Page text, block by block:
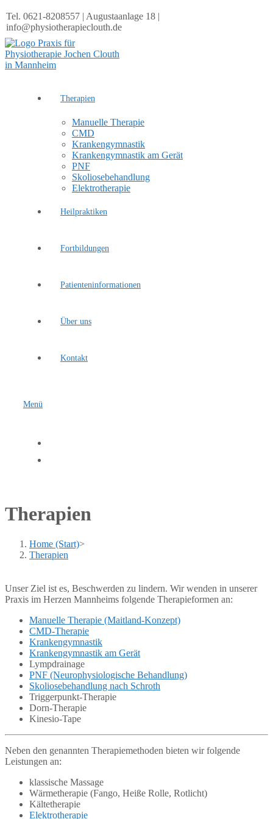
Tel. 0621-8208557 | Augustaanlage 18 |
info@physiotherapieclouth.de
Therapien
Manuelle Therapie
CMD
Krankengymnastik
Krankengymnastik am Gerät
PNF
Skoliosebehandlung
Elektrotherapie
Heilpraktiken
Fortbildungen
Patienteninformationen
Über uns
Kontakt
Menü
Therapien
Home (Start)>
Therapien
Unser Ziel ist es, Beschwerden zu lindern. Wir wenden in unserer
Praxis im Herzen Mannheims folgende Therapieformen an:
Manuelle Therapie (Maitland-Konzept)
CMD-Therapie
Krankengymnastik
Krankengymnastik am Gerät
Lympdrainage
PNF (Neurophysiologische Behandlung)
Skoliosebehandlung nach Schroth
Triggerpunkt-Therapie
Dorn-Therapie
Kinesio-Tape
Neben den genannten Therapiemethoden bieten wir folgende
Leistungen an:
klassische Massage
Wärmetherapie (Fango, Heiße Rolle, Rotlicht)
Kältetherapie
Elektrotherapie